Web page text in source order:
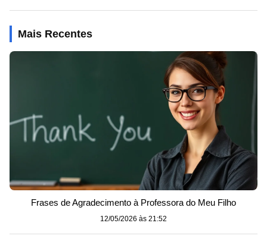
Mais Recentes
Frases de Agradecimento à Professora do Meu Filho
12/05/2026 às 21:52